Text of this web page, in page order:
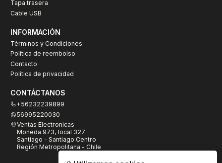
Tapa trasera
Cable USB
INFORMACIÓN
Términos y Condiciones
Política de reembolso
Contacto
Política de privacidad
CONTÁCTANOS
+56232239899
56995220030
Ventas Electronicas
Moneda 973, local 327
Santiago - Santiago Centro
Región Metropolitana - Chile